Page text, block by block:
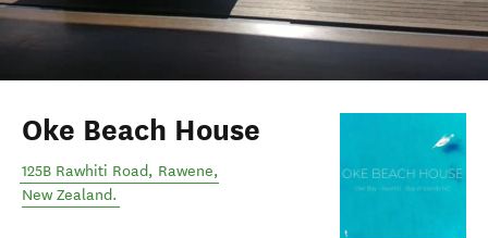
Oke Beach House
125B Rawhiti Road, Rawene,
New Zealand.